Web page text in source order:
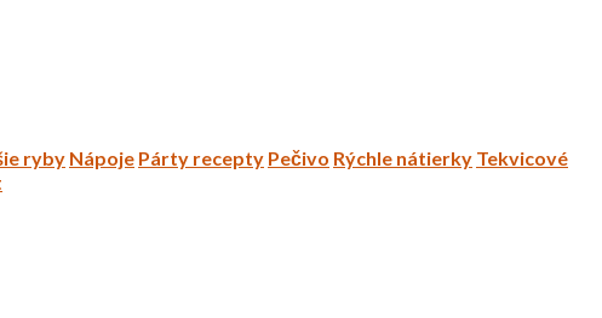
ryby Nápoje Párty recepty Pečivo Rýchle nátierky Tekvicové